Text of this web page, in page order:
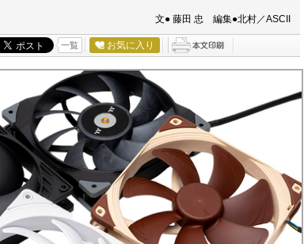
文● 藤田 忠 編集●北村／ASCII
一覧 お気に入り